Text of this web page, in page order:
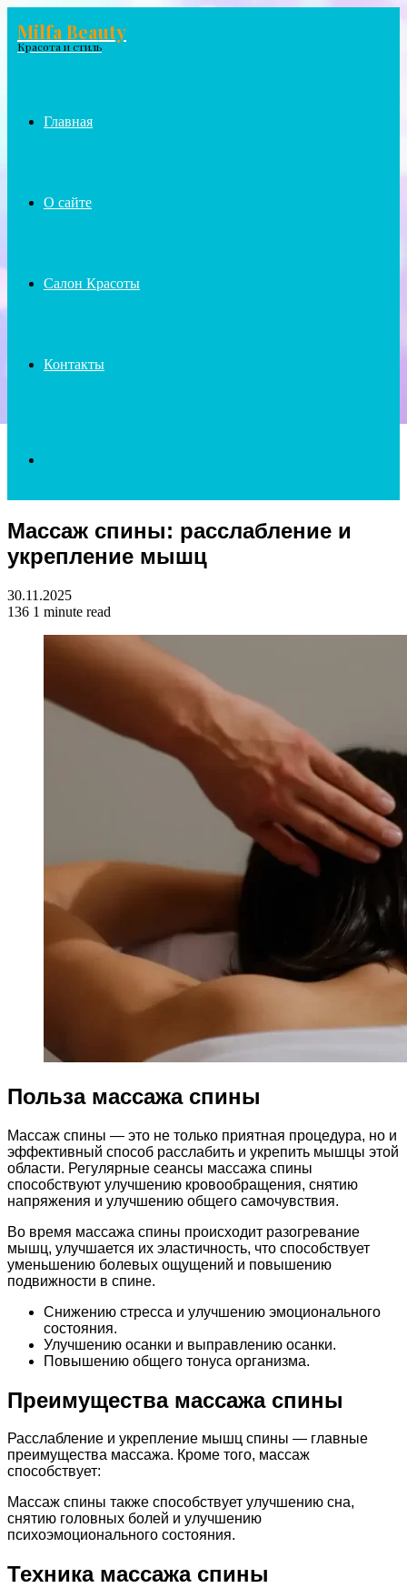
Menu
Milfa Beauty
Красота и стиль
Главная
О сайте
Салон Красоты
Контакты
for
Массаж спины: расслабление и
укрепление мышц
30.11.2025
136 1 minute read
Польза массажа спины
Массаж спины — это не только приятная процедура, но и
эффективный способ расслабить и укрепить мышцы этой
области. Регулярные сеансы массажа спины
способствуют улучшению кровообращения, снятию
напряжения и улучшению общего самочувствия.
Во время массажа спины происходит разогревание
мышц, улучшается их эластичность, что способствует
уменьшению болевых ощущений и повышению
подвижности в спине.
Снижению стресса и улучшению эмоционального
состояния.
Улучшению осанки и выправлению осанки.
Повышению общего тонуса организма.
Преимущества массажа спины
Расслабление и укрепление мышц спины — главные
преимущества массажа. Кроме того, массаж
способствует:
Массаж спины также способствует улучшению сна,
снятию головных болей и улучшению
психоэмоционального состояния.
Техника массажа спины